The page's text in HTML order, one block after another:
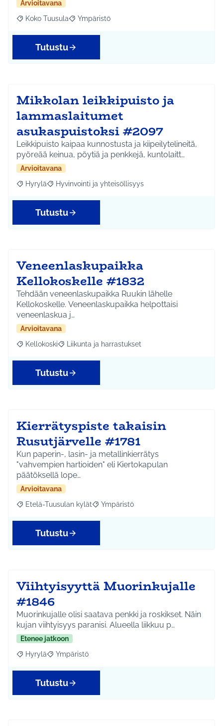
Arvioitavana
Rajaa tulokset aihepiirin mukaan: Koko Tuusula
Koko Tuusula Rajaa tulokset teeman mukaan: Ympäristö
Ympäristö
Tutustu
Mikkolan leikkipuisto ja
lammaslaitumet
asukaspuistoksi #2097
Leikkipuisto kaipaa kunnostusta ja kiipeilytelineitä,
pyöreää keinua, pöytiä ja penkkejä, kuntolaitt…
Arvioitavana
Rajaa tulokset aihepiirin mukaan: Hyrylä
Hyrylä Rajaa tulokset teeman mukaan: Hyvinvointi ja
Hyvinvointi ja yhteisöllisyys
Tutustu
Veneenlaskupaikka
Kellokoskelle #1832
Tehdään veneenlaskupaikka Ruukin lähelle
Kellokoskelle. Veneenlaskupaikka helpottaisi
veneenlaskua j…
Arvioitavana
Rajaa tulokset aihepiirin mukaan: Kellokoski
Kellokoski Rajaa tulokset teeman mukaan: Liikunta ja
Liikunta ja harrastukset
Tutustu
Kierrätyspiste takaisin
Rusutjärvelle #1781
Kun paperin-, lasin- ja metallinkierrätys
"vahvempien hartioiden" eli Kiertokapulan
päätöksellä lope…
Arvioitavana
Rajaa tulokset aihepiirin mukaan: Etelä-Tuusulan kylät
Etelä-Tuusulan kylät Rajaa tulokset teeman mukaan:
Ympäristö
Tutustu
Viihtyisyyttä Muorinkujalle
#1846
Muorinkujalle olisi saatava penkki ja roskikset. Näin
kujan viihtyisyys paranisi. Alueella liikkuu p…
Etenee jatkoon
Rajaa tulokset aihepiirin mukaan: Hyrylä
Hyrylä Rajaa tulokset teeman mukaan: Ympäristö
Ympäristö
Tutustu